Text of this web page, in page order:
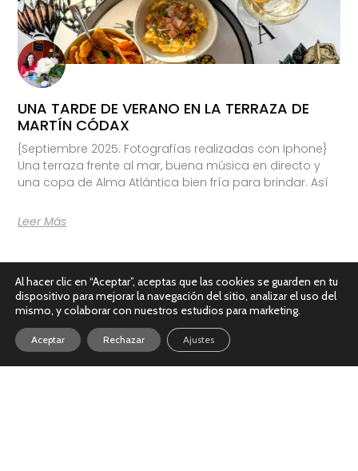
UNA TARDE DE VERANO EN LA TERRAZA DE
MARTÍN CÓDAX
{Septiembre 2025. Fotografías realizadas con Iphone}
Una terraza frente al mar, buena música en directo y
una copa de Alma Atlántica bien fría para brindar. Así
Leer Más
Al hacer clic en “Aceptar”, aceptas que las cookies se guarden en tu
dispositivo para mejorar la navegación del sitio, analizar el uso del
mismo, y colaborar con nuestros estudios para marketing.
Aceptar Rechazar Ajustes